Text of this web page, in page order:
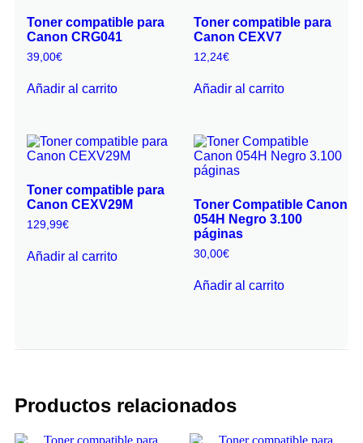
Toner compatible para
Canon CRG041
39,00€
Añadir al carrito
Toner compatible para
Canon CEXV7
12,24€
Añadir al carrito
Toner compatible para
Canon CEXV29M
129,99€
Añadir al carrito
Toner Compatible Canon
054H Negro 3.100
páginas
30,00€
Añadir al carrito
Productos relacionados